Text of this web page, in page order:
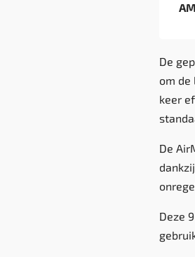
De
om
keer
De
Deze